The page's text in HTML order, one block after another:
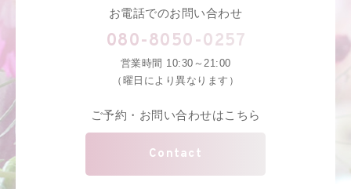
お電話でのお問い合わせ
080-8050-0257
営業時間 10:30～21:00
（曜日により異なります）
ご予約・お問い合わせはこちら
Contact